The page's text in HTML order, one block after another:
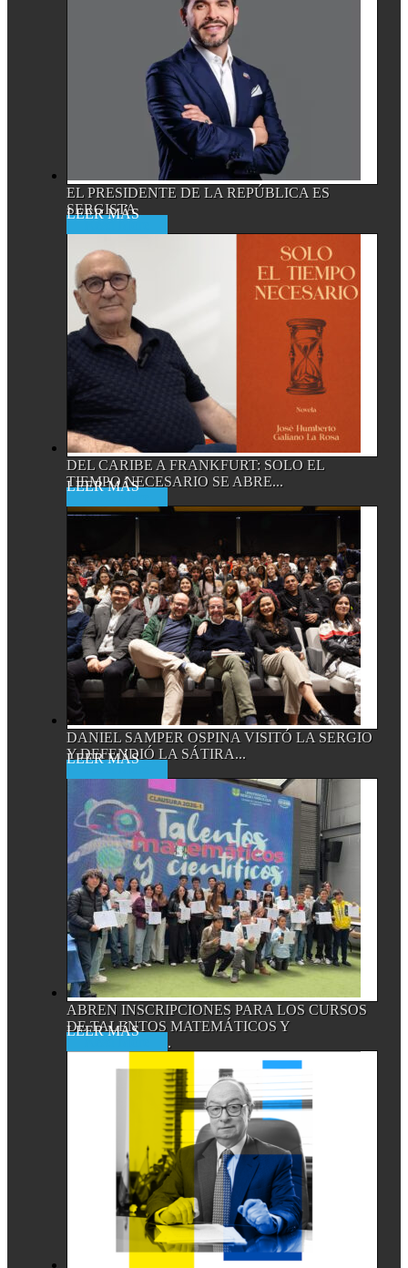
EL PRESIDENTE DE LA REPÚBLICA ES
SERGISTA
DEL CARIBE A FRANKFURT: SOLO EL
TIEMPO NECESARIO SE ABRE...
DANIEL SAMPER OSPINA VISITÓ LA SERGIO
Y DEFENDIÓ LA SÁTIRA...
ABREN INSCRIPCIONES PARA LOS CURSOS
DE TALENTOS MATEMÁTICOS Y
CIENTÍFICOS,...